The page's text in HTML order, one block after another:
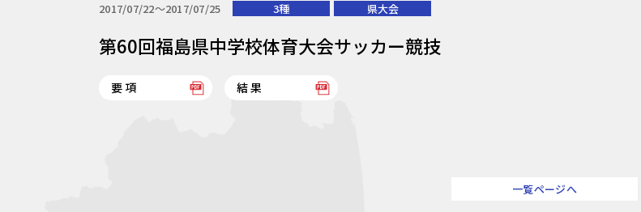
2017/07/22〜2017/07/25 3種 県大会
第60回福島県中学校体育大会サッカー競技
要項 結果
一覧ページへ